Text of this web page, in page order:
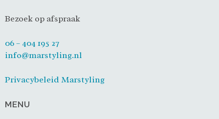
Bezoek op afspraak
06 – 404 195 27
info@marstyling.nl
Privacybeleid Marstyling
MENU